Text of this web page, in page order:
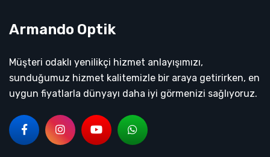
Armando Optik
Müşteri odaklı yenilikçi hizmet anlayışımızı,
sunduğumuz hizmet kalitemizle bir araya getirirken, en
uygun fiyatlarla dünyayı daha iyi görmenizi sağlıyoruz.